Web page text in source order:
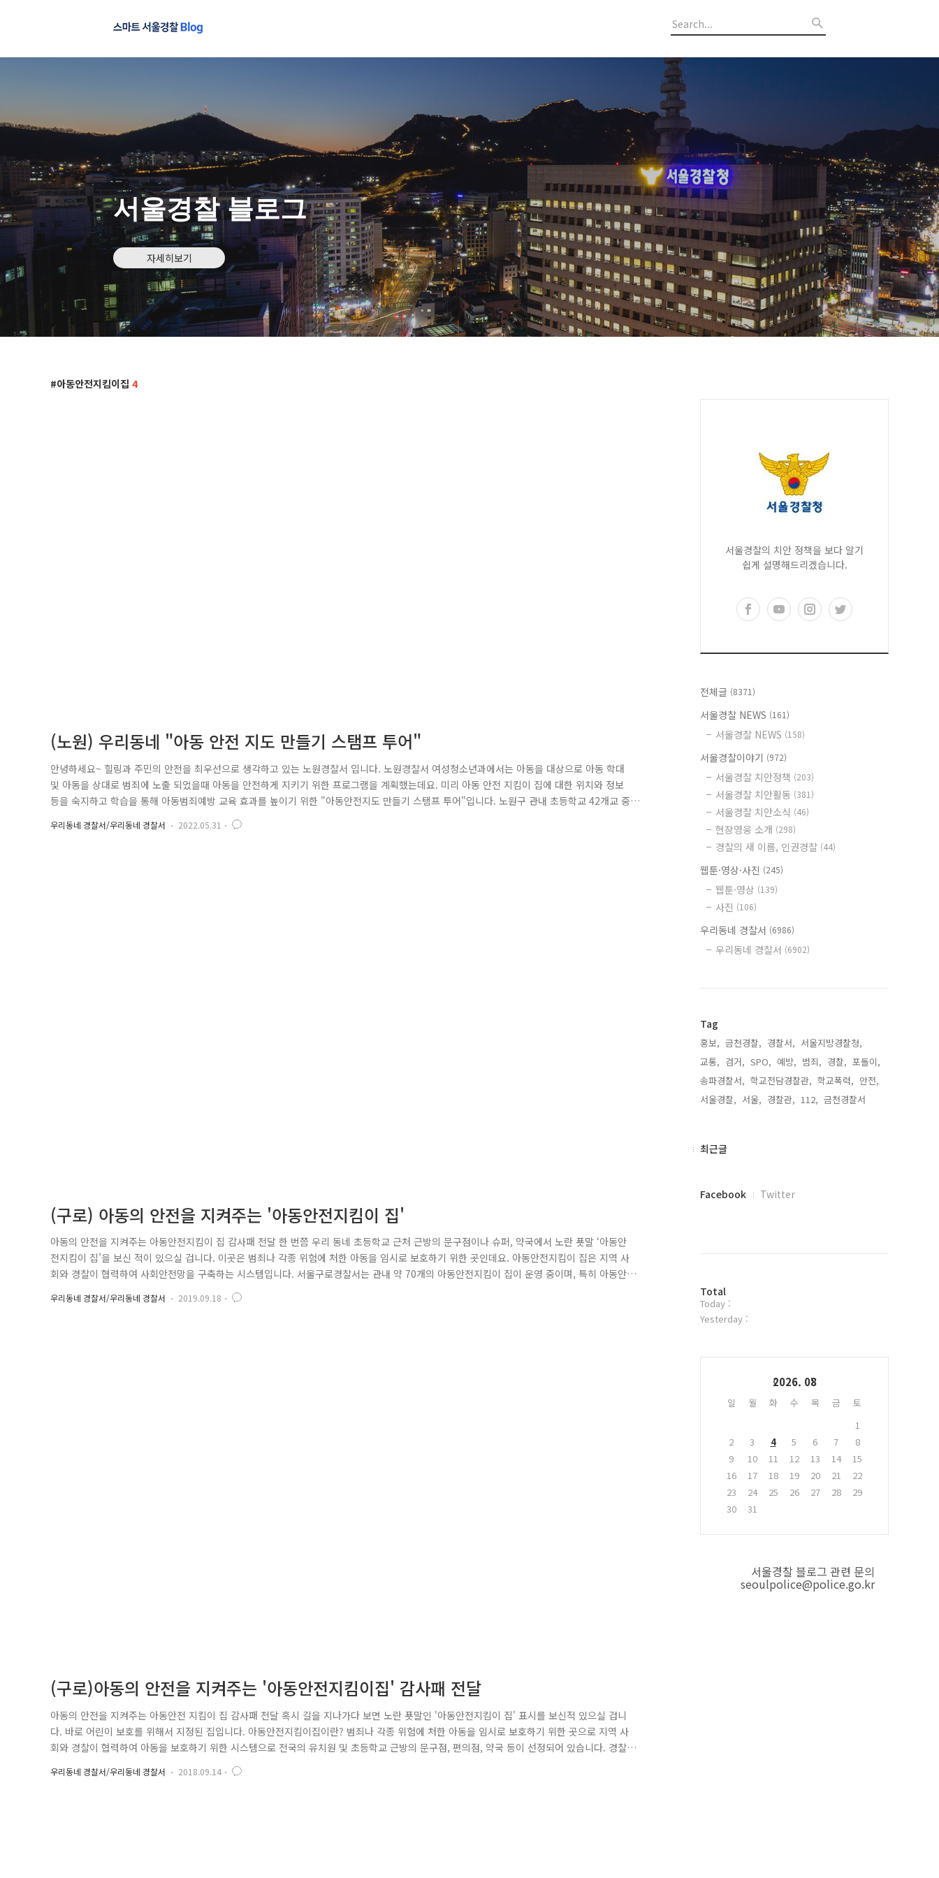
서울경찰 블로그
자세히보기
아동안전지킴이집 4
(노원) 우리동네 "아동 안전 지도 만들기 스탬프 투어"
안녕하세요~ 힐링과 주민의 안전을 최우선으로 생각하고 있는 노원경찰서 입니다. 노원경찰서 여성청소년과에서는 아동을 대상으로 아동 학대
및 아동을 상대로 범죄에 노출 되었을때 아동을 안전하게 지키기 위한 프로그램을 계획했는데요. 미리 아동 안전 지킴이 집에 대한 위치와 정보
등을 숙지하고 학습을 통해 아동범죄예방 교육 효과를 높이기 위한 "아동안전지도 만들기 스탬프 투어"입니다. 노원구 관내 초등학교 42개교 중
1학년~3학년을 대상으로 학교 보안관실에서 스탬프 카드를 수령 후 아동안전지킴이 및 아동지킴이집을 찾아 스탬프 붙여 완성된 카드를 인증샷
을 찍어 담당 경찰관에게 문자를 전송 하는 방법으로 참여하는 방법입니다. 이번스탬프 투어는 저학년 아동들이 직접 아동안전지킴이와 아동안
우리동네 경찰서/우리동네 경찰서 2022.05.31
(구로) 아동의 안전을 지켜주는 '아동안전지킴이 집'
아동의 안전을 지켜주는 아동안전지킴이 집 감사패 전달 한 번쯤 우리 동네 초등학교 근처 근방의 문구점이나 슈퍼, 약국에서 노란 푯말 ‘아동안
전지킴이 집’을 보신 적이 있으실 겁니다. 이곳은 범죄나 각종 위험에 처한 아동을 임시로 보호하기 위한 곳인데요. 아동안전지킴이 집은 지역 사
회와 경찰이 협력하여 사회안전망을 구축하는 시스템입니다. 서울구로경찰서는 관내 약 70개의 아동안전지킴이 집이 운영 중이며, 특히 아동안
전지킵이 집에 관리번호를 부여하여 신고 시 경찰이 아동안전지킴이 집의 위치 정보를 신속히 인지하여 출동할 수 있도록 위치표시와 112 신고
시스템을 운영 중에 있습니다. 아동안전지킴이 집은 관내 주민이 솔선수범하여 운영하고 있으며, 경찰청은 매년 감사의 마음을 전달하기 위하여
우리동네 경찰서/우리동네 경찰서 2019.09.18
(구로)아동의 안전을 지켜주는 '아동안전지킴이집' 감사패 전달
아동의 안전을 지켜주는 아동안전 지킴이 집 감사패 전달 혹시 길을 지나가다 보면 노란 푯말인 '아동안전지킴이 집' 표시를 보신적 있으실 겁니
다. 바로 어린이 보호를 위해서 지정된 집입니다. 아동안전지킴이집이란? 범죄나 각종 위험에 처한 아동을 임시로 보호하기 위한 곳으로 지역 사
회와 경찰이 협력하여 아동을 보호하기 위한 시스템으로 전국의 유치원 및 초등학교 근방의 문구점, 편의점, 약국 등이 선정되어 있습니다. 경찰
청은 매년 아동안전지킴이집 우수운영자를 선정하여 경찰청장 감사패를 제작하여 전달하고 있습니다. 경찰청장 감사패는 전국 약 1만 5천 개소
아동안전지킴이집 중 100개소의 우수운영자에게 수여되며 아동안전지킴이집 운영자에게 큰 자부심과 보람을 주고 있습니다. 서울구로경찰서는
우리동네 경찰서/우리동네 경찰서 2018.09.14
서울경찰의 치안 정책을 보다 알기
쉽게 설명해드리겠습니다.
전체글 (8371)
서울경찰 NEWS (161)
서울경찰 NEWS (158)
서울경찰이야기 (972)
서울경찰 치안정책 (203)
서울경찰 치안활동 (381)
서울경찰 치안소식 (46)
현장영웅 소개 (298)
경찰의 새 이름, 인권경찰 (44)
웹툰·영상·사진 (245)
웹툰·영상 (139)
사진 (106)
우리동네 경찰서 (6986)
우리동네 경찰서 (6902)
Tag
홍보, 금천경찰, 경찰서, 서울지방경찰청,
교통, 검거, SPO, 예방, 범죄, 경찰, 포돌이,
송파경찰서, 학교전담경찰관, 학교폭력, 안전,
서울경찰, 서울, 경찰관, 112, 금천경찰서,
최
최근글
페
플
러
그
Facebook Twitter
방
문
자
Total
Today :
Yesterday :
2026. 08
일 월 화 수 목 금
토
1
2
3 4 5 6 7
8
9
10 11 12 13 14
15
16
17 18 19 20 21
22
23
24 25 26 27 28
29
30
31
서울경찰 블로그 관련 문의
seoulpolice@police.go.kr